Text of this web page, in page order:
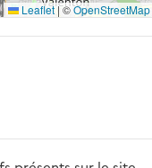
Leaflet|©OpenStreetMap